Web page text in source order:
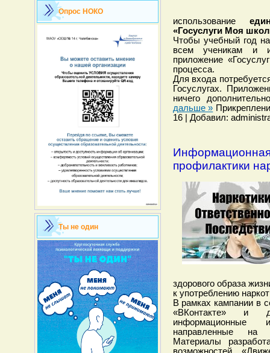
Опрос НОКО
Ты не один
использование
«Госуслуги Моя
Чтобы учебный год
всем ученикам и
приложение
процесса.
Для входа
Госуслугах.
ничего
дальше »
16 | Добавил:
профилактики
здорового образа
к употреблению
В рамках кампании в
«ВКонтакте» и
информационные
направленные на
Материалы